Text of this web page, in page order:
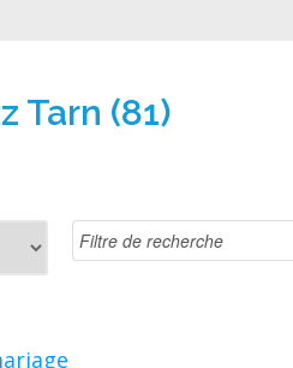
Tarn (81)